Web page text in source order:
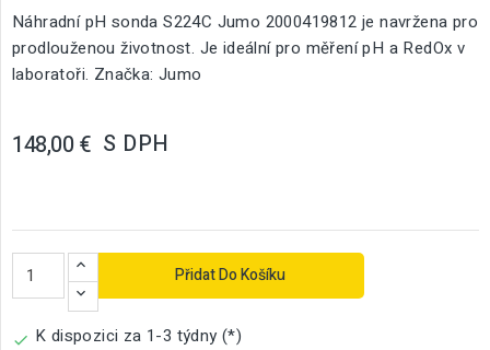
Náhradní pH sonda S224C Jumo 2000419812 je navržena pro
prodlouženou životnost. Je ideální pro měření pH a RedOx v
laboratoři. Značka: Jumo
148,00 € S DPH
Přidat Do Košíku
 K dispozici za 1-3 týdny (*)